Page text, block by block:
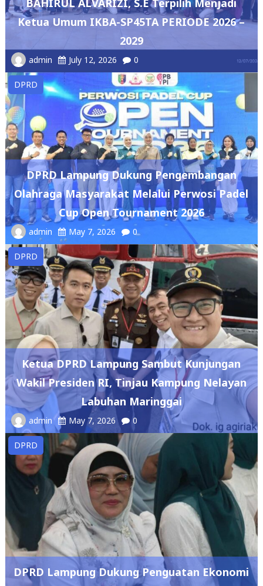
2029
admin July 12, 2026 0
DPRD
DPRD Lampung Dukung Pengembangan
Olahraga Masyarakat Melalui Perwosi Padel
Cup Open Tournament 2026
admin May 7, 2026 0
DPRD
Ketua DPRD Lampung Sambut Kunjungan
Wakil Presiden RI, Tinjau Kampung Nelayan
Labuhan Maringgai
admin May 7, 2026 0
DPRD
DPRD Lampung Dukung Penguatan Ekonomi
Syariah Melalui Kajian Akbar LaSEF 2026
admin May 7, 2026 0